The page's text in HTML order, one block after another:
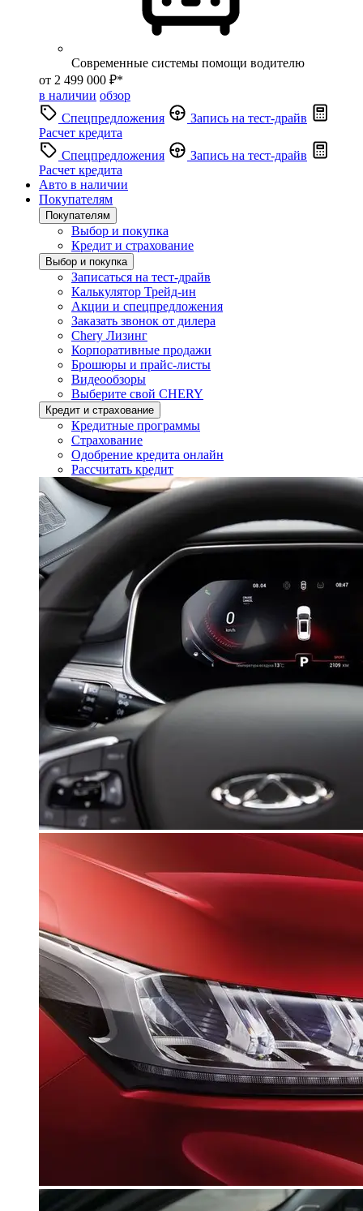
Современные системы помощи водителю
от 2 499 000 ₽*
в наличии обзор
Спецпредложения
Запись на тест-драйв
Расчет кредита
Спецпредложения
Запись на тест-драйв
Расчет кредита
Авто в наличии
Покупателям
Покупателям
Выбор и покупка
Кредит и страхование
Выбор и покупка
Записаться на тест-драйв
Калькулятор Трейд-ин
Акции и спецпредложения
Заказать звонок от дилера
Chery Лизинг
Корпоративные продажи
Брошюры и прайс-листы
Видеообзоры
Выберите свой CHERY
Кредит и страхование
Кредитные программы
Страхование
Одобрение кредита онлайн
Рассчитать кредит